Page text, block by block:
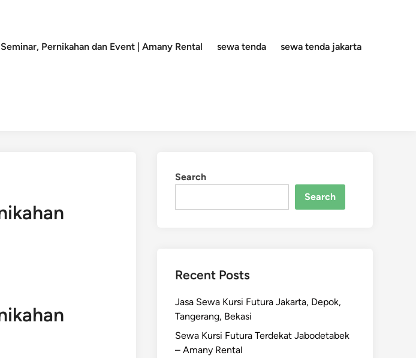
Pernikahan dan Event | Amany Rental sewa tenda sewa tenda jakarta
Search
Search
Recent Posts
Jasa Sewa Kursi Futura Jakarta, Depok,
Tangerang, Bekasi
Sewa Kursi Futura Terdekat Jabodetabek
– Amany Rental